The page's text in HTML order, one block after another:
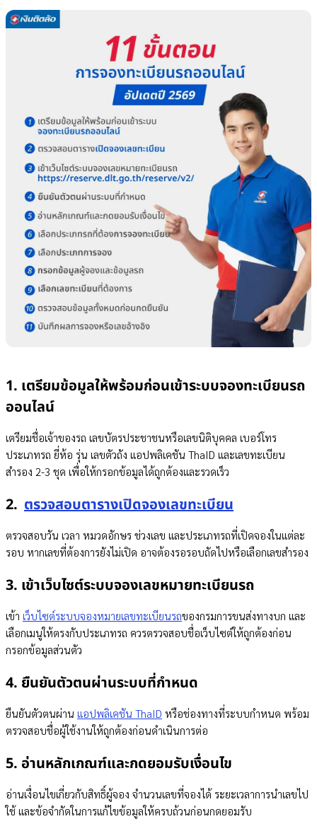
1. เตรียมข้อมูลให้พร้อมก่อนเข้าระบบจองทะเบียนรถ
ออนไลน์
เตรียมชื่อเจ้าของรถ เลขบัตรประชาชนหรือเลขนิติบุคคล เบอร์โทร
ประเภทรถ ยี่ห้อ รุ่น เลขตัวถัง แอปพลิเคชัน ThaID และเลขทะเบียน
สำรอง 2-3 ชุด เพื่อให้กรอกข้อมูลได้ถูกต้องและรวดเร็ว
2. ตรวจสอบตารางเปิดจองเลขทะเบียน
ตรวจสอบวัน เวลา หมวดอักษร ช่วงเลข และประเภทรถที่เปิดจองในแต่ละ
รอบ หากเลขที่ต้องการยังไม่เปิด อาจต้องรอรอบถัดไปหรือเลือกเลขสำรอง
3. เข้าเว็บไซต์ระบบจองเลขหมายทะเบียนรถ
เข้า เว็บไซต์ระบบจองหมายเลขทะเบียนรถของกรมการขนส่งทางบก และ
เลือกเมนูให้ตรงกับประเภทรถ ควรตรวจสอบชื่อเว็บไซต์ให้ถูกต้องก่อน
กรอกข้อมูลส่วนตัว
4. ยืนยันตัวตนผ่านระบบที่กำหนด
ยืนยันตัวตนผ่าน แอปพลิเคชัน ThaID หรือช่องทางที่ระบบกำหนด พร้อม
ตรวจสอบชื่อผู้ใช้งานให้ถูกต้องก่อนดำเนินการต่อ
5. อ่านหลักเกณฑ์และกดยอมรับเงื่อนไข
อ่านเงื่อนไขเกี่ยวกับสิทธิ์ผู้จอง จำนวนเลขที่จองได้ ระยะเวลาการนำเลขไป
ใช้ และข้อจำกัดในการแก้ไขข้อมูลให้ครบถ้วนก่อนกดยอมรับ